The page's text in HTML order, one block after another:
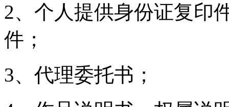
2、个人提供身份证复印
件；
3、代理委托书；